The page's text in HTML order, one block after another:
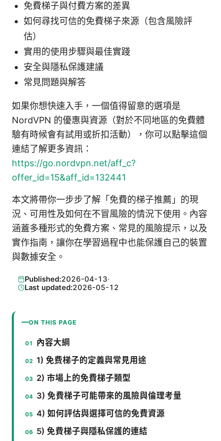
免費梯子與付費方案的差異
如何尋找可信的免費梯子來源（包含風險評
估）
實用的使用步驟與最佳實踐
安全與隱私保護建議
常見問題與解答
如果你想快速入手，一個值得留意的選項是
NordVPN 的優惠與資源（對於不同地區的免費體
驗有時候會有試用或折扣活動），你可以點擊這個
連結了解更多資訊：
https://go.nordvpn.net/aff_c?
offer_id=15&aff_id=132441
本文將帶你一步步了解「免費的梯子推薦」的現
況、可用性及如何在不冒風險的情況下使用。內容
涵蓋多種形式的免費方案、常見的風險提示，以及
實作指南，讓你在學習過程中也能保護自己的裝置
與數據安全。
Published:2026-04-13·
Last updated:2026-05-12
ON THIS PAGE
內容大綱
1) 免费梯子的定義與常見用途
2) 市場上的免費梯子類型
3) 免費梯子可能帶來的風險與倫理考量
4) 如何評估與選擇可信的免費資源
5) 免費梯子與隱私保護的連結